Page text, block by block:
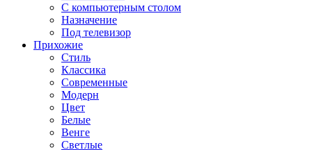
С компьютерным столом
Назначение
Под телевизор
Прихожие
Стиль
Классика
Современные
Модерн
Цвет
Белые
Венге
Светлые